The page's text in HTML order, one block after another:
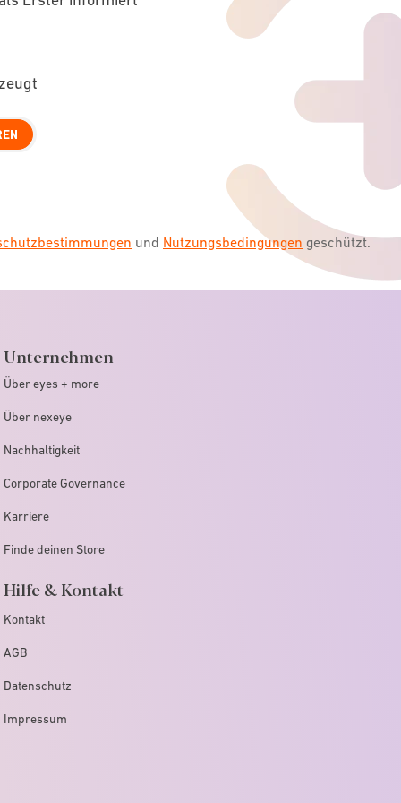
und Nutzungsbedingungen geschützt.
Unternehmen
Über eyes + more
Über nexeye
Nachhaltigkeit
Corporate Governance
Karriere
Finde deinen Store
Hilfe & Kontakt
Kontakt
AGB
Datenschutz
Impressum